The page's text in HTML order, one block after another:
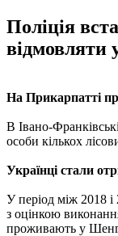
Поліція
відмовляти
На Прикарпатті
В Івано-
особи кількох
Українці стали
У період між 2018 і
з оцінкою
проживають у